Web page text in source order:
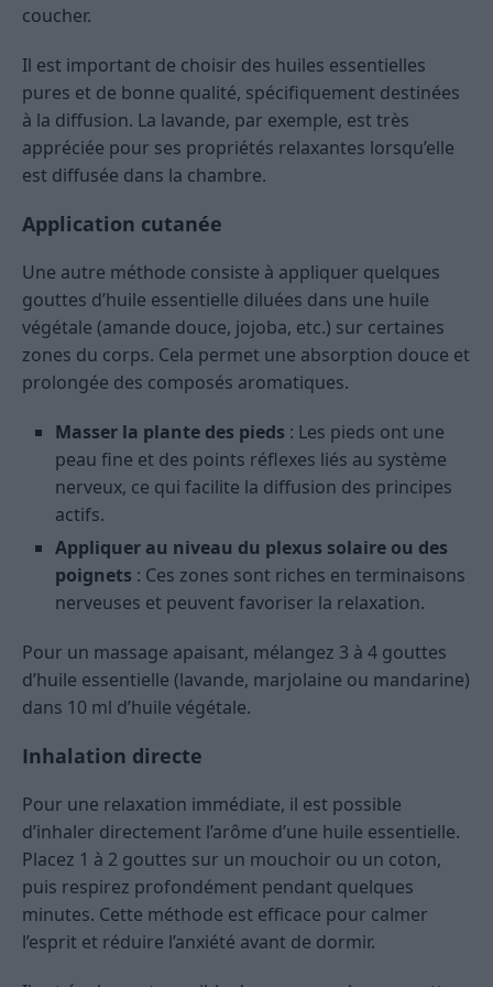
coucher.
Il est important de choisir des huiles essentielles
pures et de bonne qualité, spécifiquement destinées
à la diffusion. La lavande, par exemple, est très
appréciée pour ses propriétés relaxantes lorsqu’elle
est diffusée dans la chambre.
Application cutanée
Une autre méthode consiste à appliquer quelques
gouttes d’huile essentielle diluées dans une huile
végétale (amande douce, jojoba, etc.) sur certaines
zones du corps. Cela permet une absorption douce et
prolongée des composés aromatiques.
Masser la plante des pieds : Les pieds ont une
peau fine et des points réflexes liés au système
nerveux, ce qui facilite la diffusion des principes
actifs.
Appliquer au niveau du plexus solaire ou des
poignets : Ces zones sont riches en terminaisons
nerveuses et peuvent favoriser la relaxation.
Pour un massage apaisant, mélangez 3 à 4 gouttes
d’huile essentielle (lavande, marjolaine ou mandarine)
dans 10 ml d’huile végétale.
Inhalation directe
Pour une relaxation immédiate, il est possible
d’inhaler directement l’arôme d’une huile essentielle.
Placez 1 à 2 gouttes sur un mouchoir ou un coton,
puis respirez profondément pendant quelques
minutes. Cette méthode est efficace pour calmer
l’esprit et réduire l’anxiété avant de dormir.